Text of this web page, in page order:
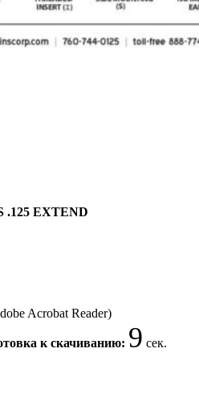
.125 EXTEND
Acrobat Reader)
к скачиванию: 9 сек.